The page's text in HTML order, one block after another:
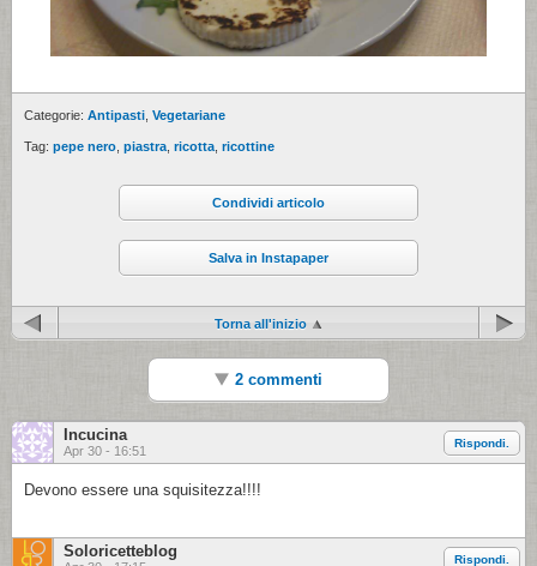
Categorie: Antipasti Vegetariane
Tag: pepe nero piastra ricotta ricottine
Condividi articolo
Salva in Instapaper
Torna all'inizio
2 commenti
Incucina
Apr 30 - 16:51
Rispondi.
Devono essere una squisitezza!!!!
Soloricetteblog Rispondi.